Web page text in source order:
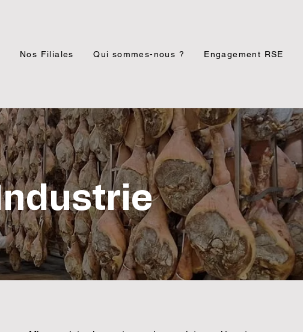
Nos Filiales Qui sommes-nous ? Engagement RSE